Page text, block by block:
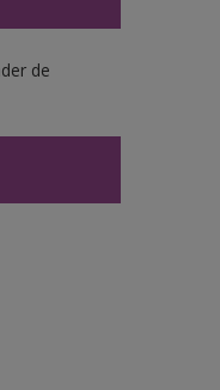
de